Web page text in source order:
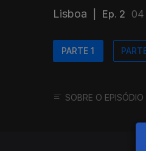
Lisboa Ep. 2 04
PARTE 1
SOBRE O EPISÓDIO